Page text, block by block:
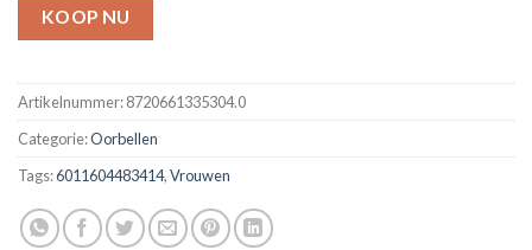
KOOP NU
Artikelnummer:8720661335304.0
Categorie:Oorbellen
Tags:6011604483414,Vrouwen